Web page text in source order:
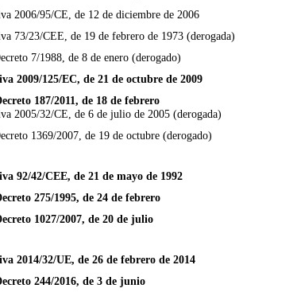
2006/95/CE, de 12 de diciembre de 2006
73/23/CEE, de 19 de febrero de 1973 (derogada)
7/1988, de 8 de enero (derogado)
2009/125/EC, de 21 de octubre de 2009
187/2011, de 18 de febrero
2005/32/CE, de 6 de julio de 2005 (derogada)
1369/2007, de 19 de octubre (derogado)
92/42/CEE, de 21 de mayo de 1992
275/1995, de 24 de febrero
1027/2007, de 20 de julio
2014/32/UE, de 26 de febrero de 2014
244/2016, de 3 de junio